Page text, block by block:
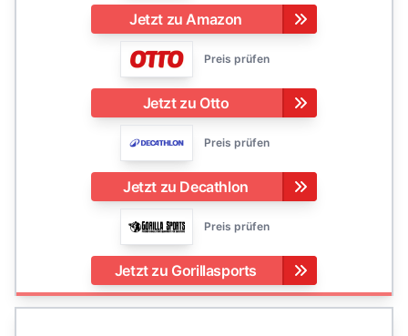
Jetzt zu Amazon
Preis prüfen
Jetzt zu Otto
Preis prüfen
Jetzt zu Decathlon
Preis prüfen
Jetzt zu Gorillasports